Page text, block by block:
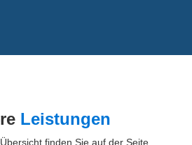
Leistungen
finden Sie auf der Seite